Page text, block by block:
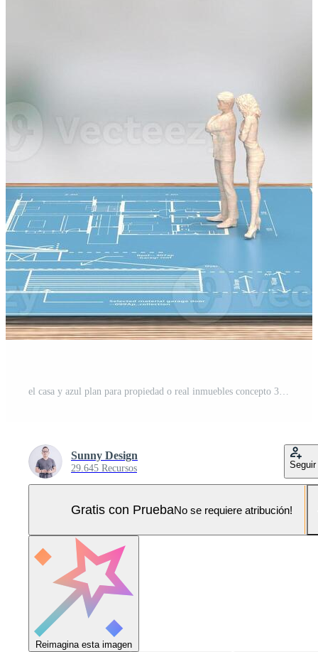
el casa y azul plan para propiedad o real inmuebles concepto 3d representación. Foto Pro
Sunny Design
29.645 Recursos Seguir
Gratis con PruebaNo se requiere atribución!
Reimagina esta imagen